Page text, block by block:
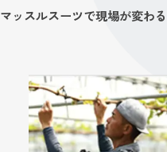
マッスルスーツで現場が変わる